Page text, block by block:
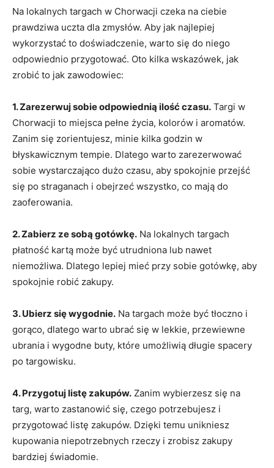
Na lokalnych targach w Chorwacji czeka na ciebie
prawdziwa uczta dla zmysłów. Aby jak ⁣najlepiej ​
wykorzystać to doświadczenie, warto się do​ niego
odpowiednio ​przygotować. Oto​ kilka wskazówek, jak
zrobić to jak zawodowiec:
1. Zarezerwuj⁣ sobie‌ odpowiednią‌ ilość ⁢czasu. Targi w
Chorwacji to miejsca pełne życia,​ kolorów ‍i aromatów.
⁣Zanim się zorientujesz, ⁢minie kilka godzin ⁤w
błyskawicznym tempie. Dlatego warto zarezerwować
sobie wystarczająco dużo czasu, aby spokojnie przejść
się po ⁤straganach i ⁢obejrzeć wszystko, co mają do
zaoferowania.
2. Zabierz ze sobą gotówkę. Na lokalnych targach⁤
płatność kartą może być utrudniona lub nawet
niemożliwa.‌ Dlatego lepiej mieć przy sobie gotówkę, aby
spokojnie robić zakupy.
3.​ Ubierz się​ wygodnie. Na targach może być tłoczno i
⁤gorąco,​ dlatego warto ⁢ubrać się w lekkie, przewiewne
⁣ubrania i ​wygodne buty, które ⁣umożliwią długie​ spacery
po targowisku.
4. Przygotuj ⁤listę zakupów. Zanim wybierzesz się ​na
targ, warto zastanowić się, czego potrzebujesz i
przygotować⁢ listę zakupów. Dzięki⁢ temu unikniesz
kupowania niepotrzebnych⁣ rzeczy i zrobisz zakupy
bardziej świadomie.